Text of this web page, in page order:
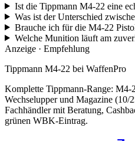
Ist die Tippmann M4-22 eine
Was ist der Unterschied
Brauche ich für die M4-22
Welche Munition läuft am
Anzeige · Empfehlung
Tippmann M4-22 bei WaffenPro
Komplette Tippmann-Range: M4-
Wechselupper und Magazine (10/
Fachhändler mit Beratung,
grünen WBK-Eintrag.